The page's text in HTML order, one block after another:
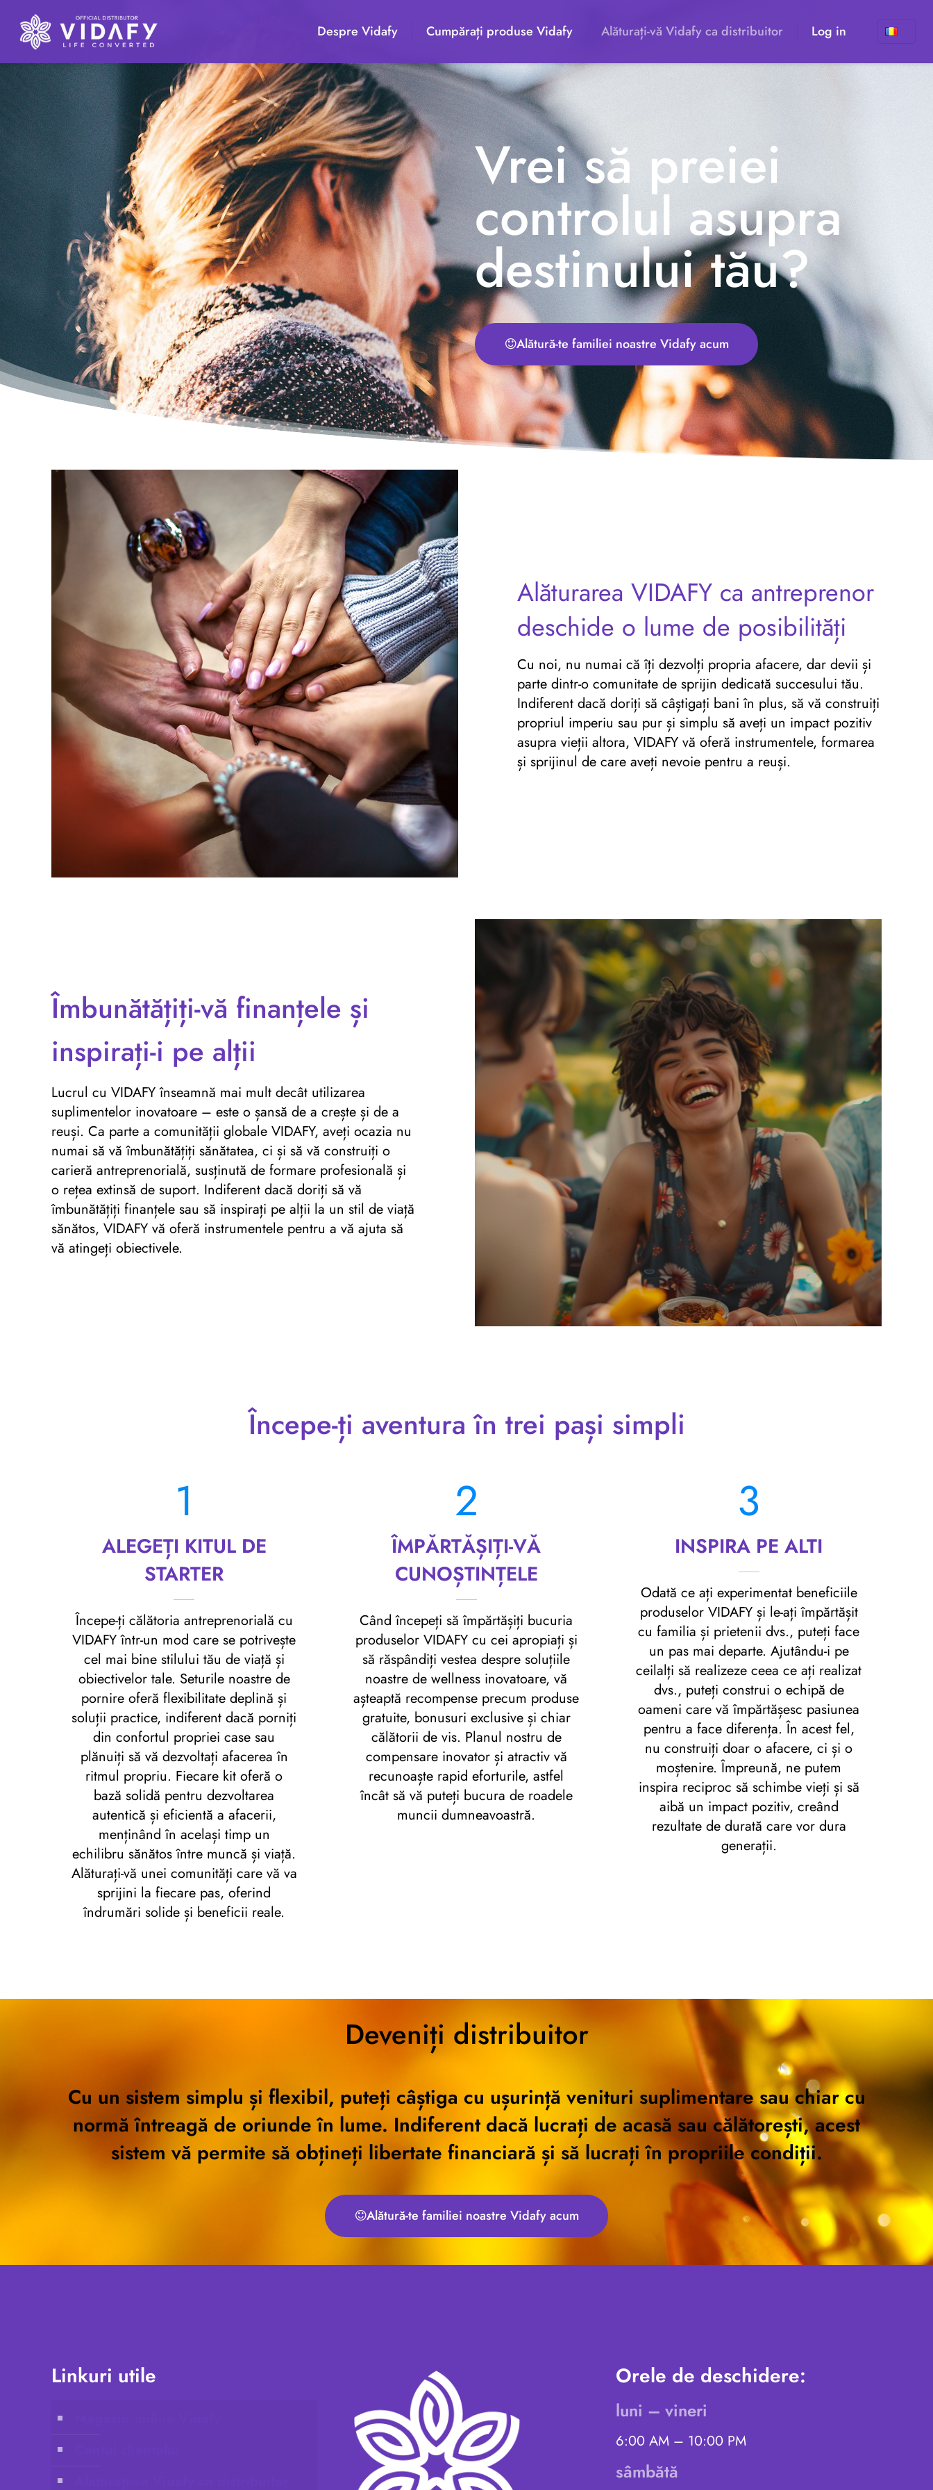
Despre Vidafy Cumpărați produse Vidafy Alăturați-vă Vidafy ca distribuitor Log in
Vrei să preiei
controlul asupra
destinului tău?
Alătură-te familiei noastre Vidafy acum
Alăturarea VIDAFY ca antreprenor
deschide o lume de posibilități
Cu noi, nu numai că îți dezvolți propria afacere, dar devii și
parte dintr-o comunitate de sprijin dedicată succesului tău.
Indiferent dacă doriți să câștigați bani în plus, să vă construiți
propriul imperiu sau pur și simplu să aveți un impact pozitiv
asupra vieții altora, VIDAFY vă oferă instrumentele, formarea
și sprijinul de care aveți nevoie pentru a reuși.
Îmbunătățiți-vă finanțele și
inspirați-i pe alții
Lucrul cu VIDAFY înseamnă mai mult decât utilizarea
suplimentelor inovatoare – este o șansă de a crește și de a
reuși. Ca parte a comunității globale VIDAFY, aveți ocazia nu
numai să vă îmbunătățiți sănătatea, ci și să vă construiți o
carieră antreprenorială, susținută de formare profesională și
o rețea extinsă de suport. Indiferent dacă doriți să vă
îmbunătățiți finanțele sau să inspirați pe alții la un stil de viață
sănătos, VIDAFY vă oferă instrumentele pentru a vă ajuta să
vă atingeți obiectivele.
Începe-ți aventura în trei pași simpli
1
ALEGEȚI KITUL DE
STARTER
Începe-ți călătoria antreprenorială cu
VIDAFY într-un mod care se potrivește
cel mai bine stilului tău de viață și
obiectivelor tale. Seturile noastre de
pornire oferă flexibilitate deplină și
soluții practice, indiferent dacă porniți
din confortul propriei case sau
plănuiți să vă dezvoltați afacerea în
ritmul propriu. Fiecare kit oferă o
bază solidă pentru dezvoltarea
autentică și eficientă a afacerii,
menținând în același timp un
echilibru sănătos între muncă și viață.
Alăturați-vă unei comunități care vă va
sprijini la fiecare pas, oferind
îndrumări solide și beneficii reale.
2
ÎMPĂRTĂȘIȚI-VĂ
CUNOȘTINȚELE
Când începeți să împărtășiți bucuria
produselor VIDAFY cu cei apropiați și
să răspândiți vestea despre soluțiile
noastre de wellness inovatoare, vă
așteaptă recompense precum produse
gratuite, bonusuri exclusive și chiar
călătorii de vis. Planul nostru de
compensare inovator și atractiv vă
recunoaște rapid eforturile, astfel
încât să vă puteți bucura de roadele
muncii dumneavoastră.
3
INSPIRA PE ALTI
Odată ce ați experimentat beneficiile
produselor VIDAFY și le-ați împărtășit
cu familia și prietenii dvs., puteți face
un pas mai departe. Ajutându-i pe
ceilalți să realizeze ceea ce ați realizat
dvs., puteți construi o echipă de
oameni care vă împărtășesc pasiunea
pentru a face diferența. În acest fel,
nu construiți doar o afacere, ci și o
moștenire. Împreună, ne putem
inspira reciproc să schimbe vieți și să
aibă un impact pozitiv, creând
rezultate de durată care vor dura
generații.
Deveniți distribuitor
Cu un sistem simplu și flexibil, puteți câștiga cu ușurință venituri suplimentare sau chiar cu
normă întreagă de oriunde în lume. Indiferent dacă lucrați de acasă sau călătorești, acest
sistem vă permite să obțineți libertate financiară și să lucrați în propriile condiții.
Alătură-te familiei noastre Vidafy acum
Linkuri utile Orele de deschidere:
luni – vineri
6:00 AM – 10:00 PM
sâmbătă